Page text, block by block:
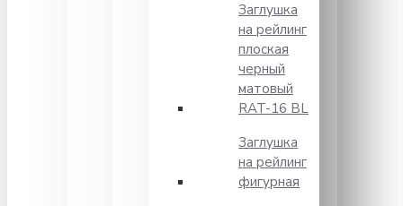
Заглушка
на рейлинг
плоская
черный
матовый
RAT-16 BL
Заглушка
на рейлинг
фигурная